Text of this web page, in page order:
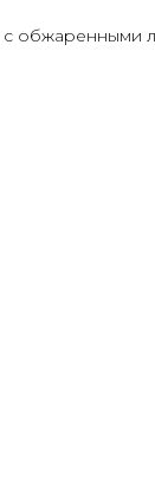
с обжаренными